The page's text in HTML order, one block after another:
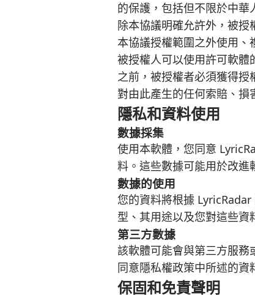
的保護，包括但不限於中華
除本協議明確允許外，被
本協議授權範圍之外使用、
被授權人可以使用許可軟體
之前，被授權者必須獲得
對由此產生的任何索賠、損
隱私和資料使用
數據採集
使用本軟體，您同意
料。這些數據可能用於改進
數據的使用
您的資料將根據
型、其用途以及您對這些資
第三方數據
該軟體可能會與第三方服務
同意隱私權政策中所述的資
保固和免責聲明